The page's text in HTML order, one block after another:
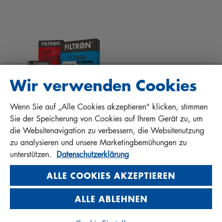
PROTECT+
FAQ
MANN+HUMMEL FT Poland
Sp. z o. o. Sp. k.
ul. Wrocławska 145, 63-800 GOSTYŃ, POLAND
Privacy Statement
Imprint
Wir verwenden Cookies
Wenn Sie auf „Alle Cookies akzeptieren“ klicken, stimmen
Sie der Speicherung von Cookies auf Ihrem Gerät zu, um
die Websitenavigation zu verbessern, die Websitenutzung
zu analysieren und unsere Marketingbemühungen zu
unterstützen. Datenschutzerklärung
ALLE COOKIES AKZEPTIEREN
ALLE ABLEHNEN